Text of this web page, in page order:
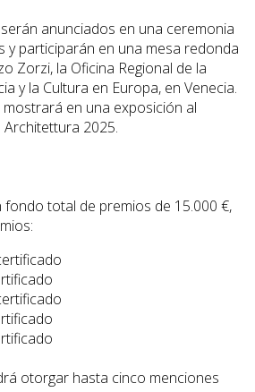
anunciados en una ceremonia
y participarán en una mesa redonda
Zorzi, la Oficina Regional de la
y la Cultura en Europa, en Venecia.
en una exposición al
2025.
total de premios de 15.000 €,
otorgar hasta cinco menciones